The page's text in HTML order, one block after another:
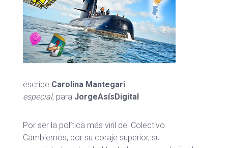
escribe Carolina Mantegari
especial, para JorgeAsísDigital
Por ser la política más viril del Colectivo
Cambiemos, por su coraje superior, su